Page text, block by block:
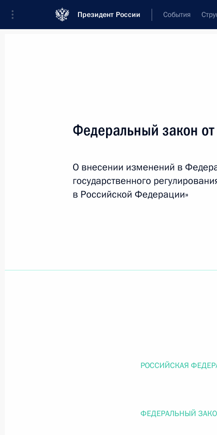
Президент России События
Текст в документе
Вид документа
Все
Федерального закона «Об образовании в
Федеральный закон от
Федеральный закон
О внесении изменений в
государственного
в Российской Федерации»
РОССИЙСКАЯ
ФЕДЕРАЛЬНЫЙ